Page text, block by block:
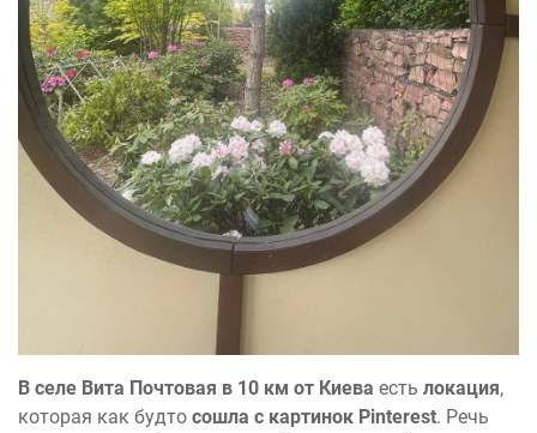
В селе Вита Почтовая в 10 км от Киева есть локация,
которая как будто сошла с картинок Pinterest. Речь